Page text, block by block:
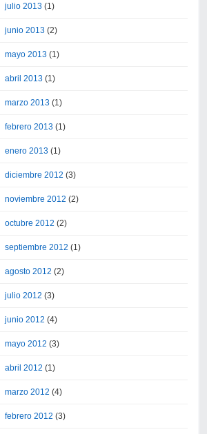
julio 2013 (1)
junio 2013 (2)
mayo 2013 (1)
abril 2013 (1)
marzo 2013 (1)
febrero 2013 (1)
enero 2013 (1)
diciembre 2012 (3)
noviembre 2012 (2)
octubre 2012 (2)
septiembre 2012 (1)
agosto 2012 (2)
julio 2012 (3)
junio 2012 (4)
mayo 2012 (3)
abril 2012 (1)
marzo 2012 (4)
febrero 2012 (3)